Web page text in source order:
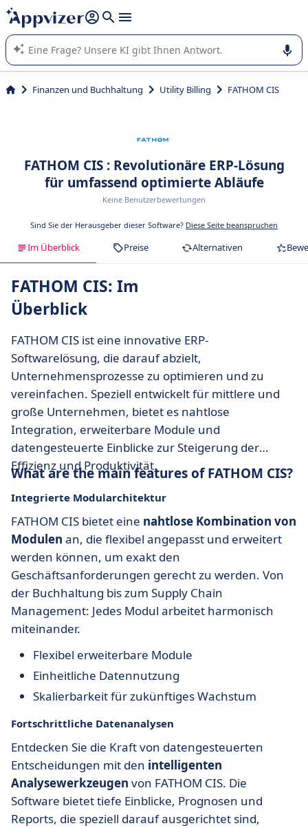
beantworten (mehrere Zeilen mit
Die KI von Appvizer führt Sie bei der Nutzung oder Auswahl
von SaaS-Software in Unternehmen.
Finanzen und Buchhaltung Utility Billing FATHOM CIS
FATHOM CIS : Revolutionäre ERP-Lösung
für umfassend optimierte Abläufe
Keine Benutzerbewertungen
Sind Sie der Herausgeber dieser Software? Diese Seite beanspruchen
Im Überblick Preise Alternativen
FATHOM CIS: Im
Überblick
FATHOM CIS ist eine innovative ERP-
Softwarelösung, die darauf abzielt,
Unternehmensprozesse zu optimieren und zu
vereinfachen. Speziell entwickelt für mittlere und
große Unternehmen, bietet es nahtlose
Integration, erweiterbare Module und
datengesteuerte Einblicke zur Steigerung der
Effizienz und Produktivität.
What are the main features of FATHOM CIS?
Integrierte Modularchitektur
FATHOM CIS bietet eine nahtlose Kombination von
Modulen an, die flexibel angepasst und erweitert
werden können, um exakt den
Geschäftsanforderungen gerecht zu werden. Von
der Buchhaltung bis zum Supply Chain
Management: Jedes Modul arbeitet harmonisch
miteinander.
Flexibel erweiterbare Module
Einheitliche Datennutzung
Skalierbarkeit für zukünftiges Wachstum
Fortschrittliche Datenanalysen
Entdecken Sie die Kraft von datengesteuerten
Entscheidungen mit den intelligenten
Analysewerkzeugen von FATHOM CIS. Die
Software bietet tiefe Einblicke, Prognosen und
Reports, die speziell darauf ausgerichtet sind,